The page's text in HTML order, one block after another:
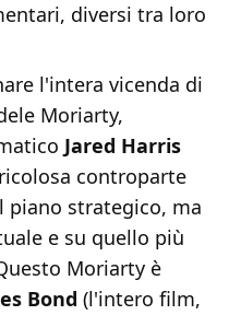
diversi tra loro
l'intera vicenda di
Moriarty,
Jared Harris
controparte
piano strategico, ma
e su quello più
Moriarty è
Bond (l'intero film,